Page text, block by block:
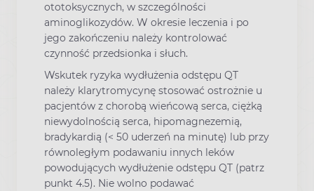
ototoksycznych, w szczególności
aminoglikozydów. W okresie leczenia i po
jego zakończeniu należy kontrolować
czynność przedsionka i słuch.
Wskutek ryzyka wydłużenia odstępu QT
należy klarytromycynę stosować ostrożnie u
pacjentów z chorobą wieńcową serca, ciężką
niewydolnością serca, hipomagnezemią,
bradykardią (< 50 uderzeń na minutę) lub przy
równoległym podawaniu innych leków
powodujących wydłużenie odstępu QT (patrz
punkt 4.5). Nie wolno podawać